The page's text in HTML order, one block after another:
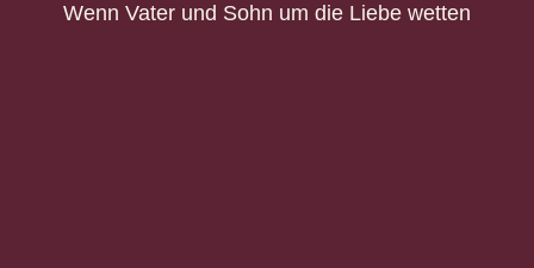
Wenn Vater und Sohn um die Liebe wetten